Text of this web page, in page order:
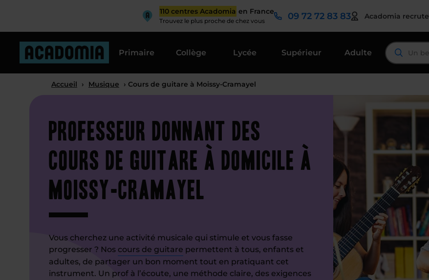
110 centres Acadomia en France
Trouvez le plus proche de chez vous 09 72 72 83 83 Acadomia recrute
Primaire Collège Lycée Supérieur Adulte
Accueil › Musique › Cours de guitare à Moissy-Cramayel
Professeur donnant des
cours de guitare à domicile à
Moissy-Cramayel
Vous cherchez une activité musicale qui stimule et vous fasse
progresser ? Nos cours de guitare permettent à tous, enfants et
adultes, de partager un bon moment tout en pratiquant cet
instrument. Un prof à l’écoute, une méthode claire, des exigences